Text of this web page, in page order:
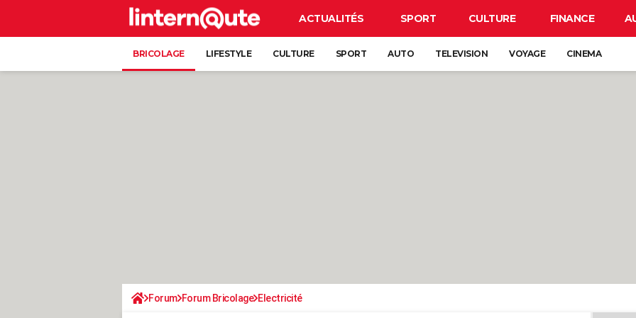
ACTUALITÉS SPORT CULTURE FINANCE
BRICOLAGE LIFESTYLE CULTURE SPORT AUTO TELEVISION VOYAGE CINEMA
Forum Forum Bricolage Electricité